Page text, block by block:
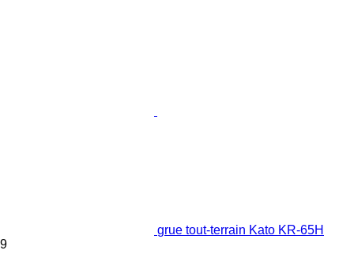
grue tout-terrain Kato KR-65H
9